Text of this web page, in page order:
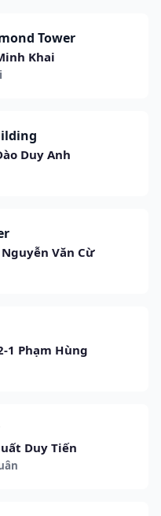
Tower
Khai
Duy Anh
Nguyễn Văn Cừ
1 Phạm Hùng
Duy Tiến